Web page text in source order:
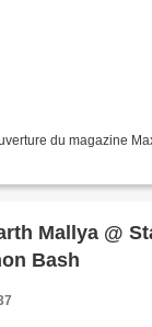
du magazine
Mallya @
Bash